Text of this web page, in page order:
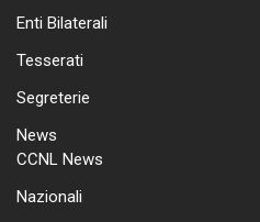
Enti Bilaterali
Tesserati
Segreterie
News
CCNL News
Nazionali